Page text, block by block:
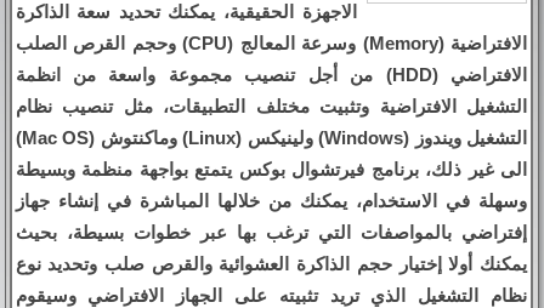
الاجهزة الحقيقية، يمكنك تحديد سعة الذاكرة
الافتراضية (Memory) وسرعة المعالج (CPU) وحجم القرص الصلب
الافتراضي (HDD) من أجل تنصيب مجموعة واسعة من انظمة
التشغيل الافتراضية وتثبيت مختلف التطبيقات، مثل تنصيب نظام
التشغيل ويندوز (Windows) ولينيكس (Linux) وماكنتوش (Mac OS)
الى غير ذلك، برنامج فيرتشوال بوكس يتمتع بواجهة منظمة وبسيطة
وسهلة في الاستخدام، يمكنك من خلالها المباشرة في إنشاء جهاز
إفتراضي بالمواصفات التي ترغب بها عبر خطوات بسيطة، بحيث
يمكنك أولا إختيار حجم الذاكرة العشوائية والقرص صلب وتحديد نوع
نظام التشغيل الذي تريد تثبيته على الجهاز الافتراضي وسيقوم